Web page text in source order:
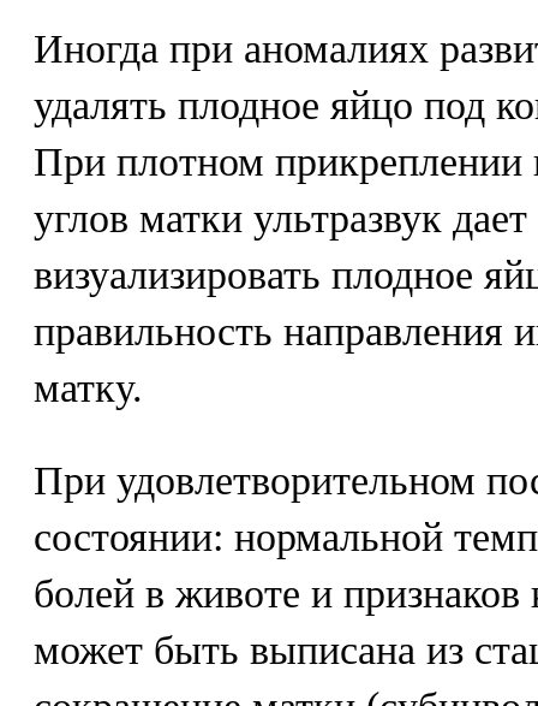
Иногда при аномалиях
удалять плодное яйцо под
При плотном прикреплении
углов матки ультразвук
визуализировать плодное
правильность направления
матку.
При удовлетворительном
состоянии: нормальной
болей в животе и признаков
может быть выписана из